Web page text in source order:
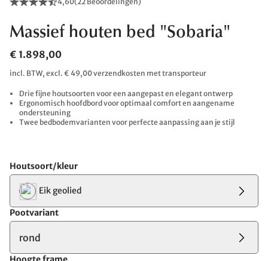
Massief houten bed "Sobaria"
€ 1.898,00
incl. BTW, excl. € 49,00 verzendkosten met transporteur
Drie fijne houtsoorten voor een aangepast en elegant ontwerp
Ergonomisch hoofdbord voor optimaal comfort en aangename
ondersteuning
Twee bedbodemvarianten voor perfecte aanpassing aan je stijl
Houtsoort/kleur
Eik geolied
Pootvariant
rond